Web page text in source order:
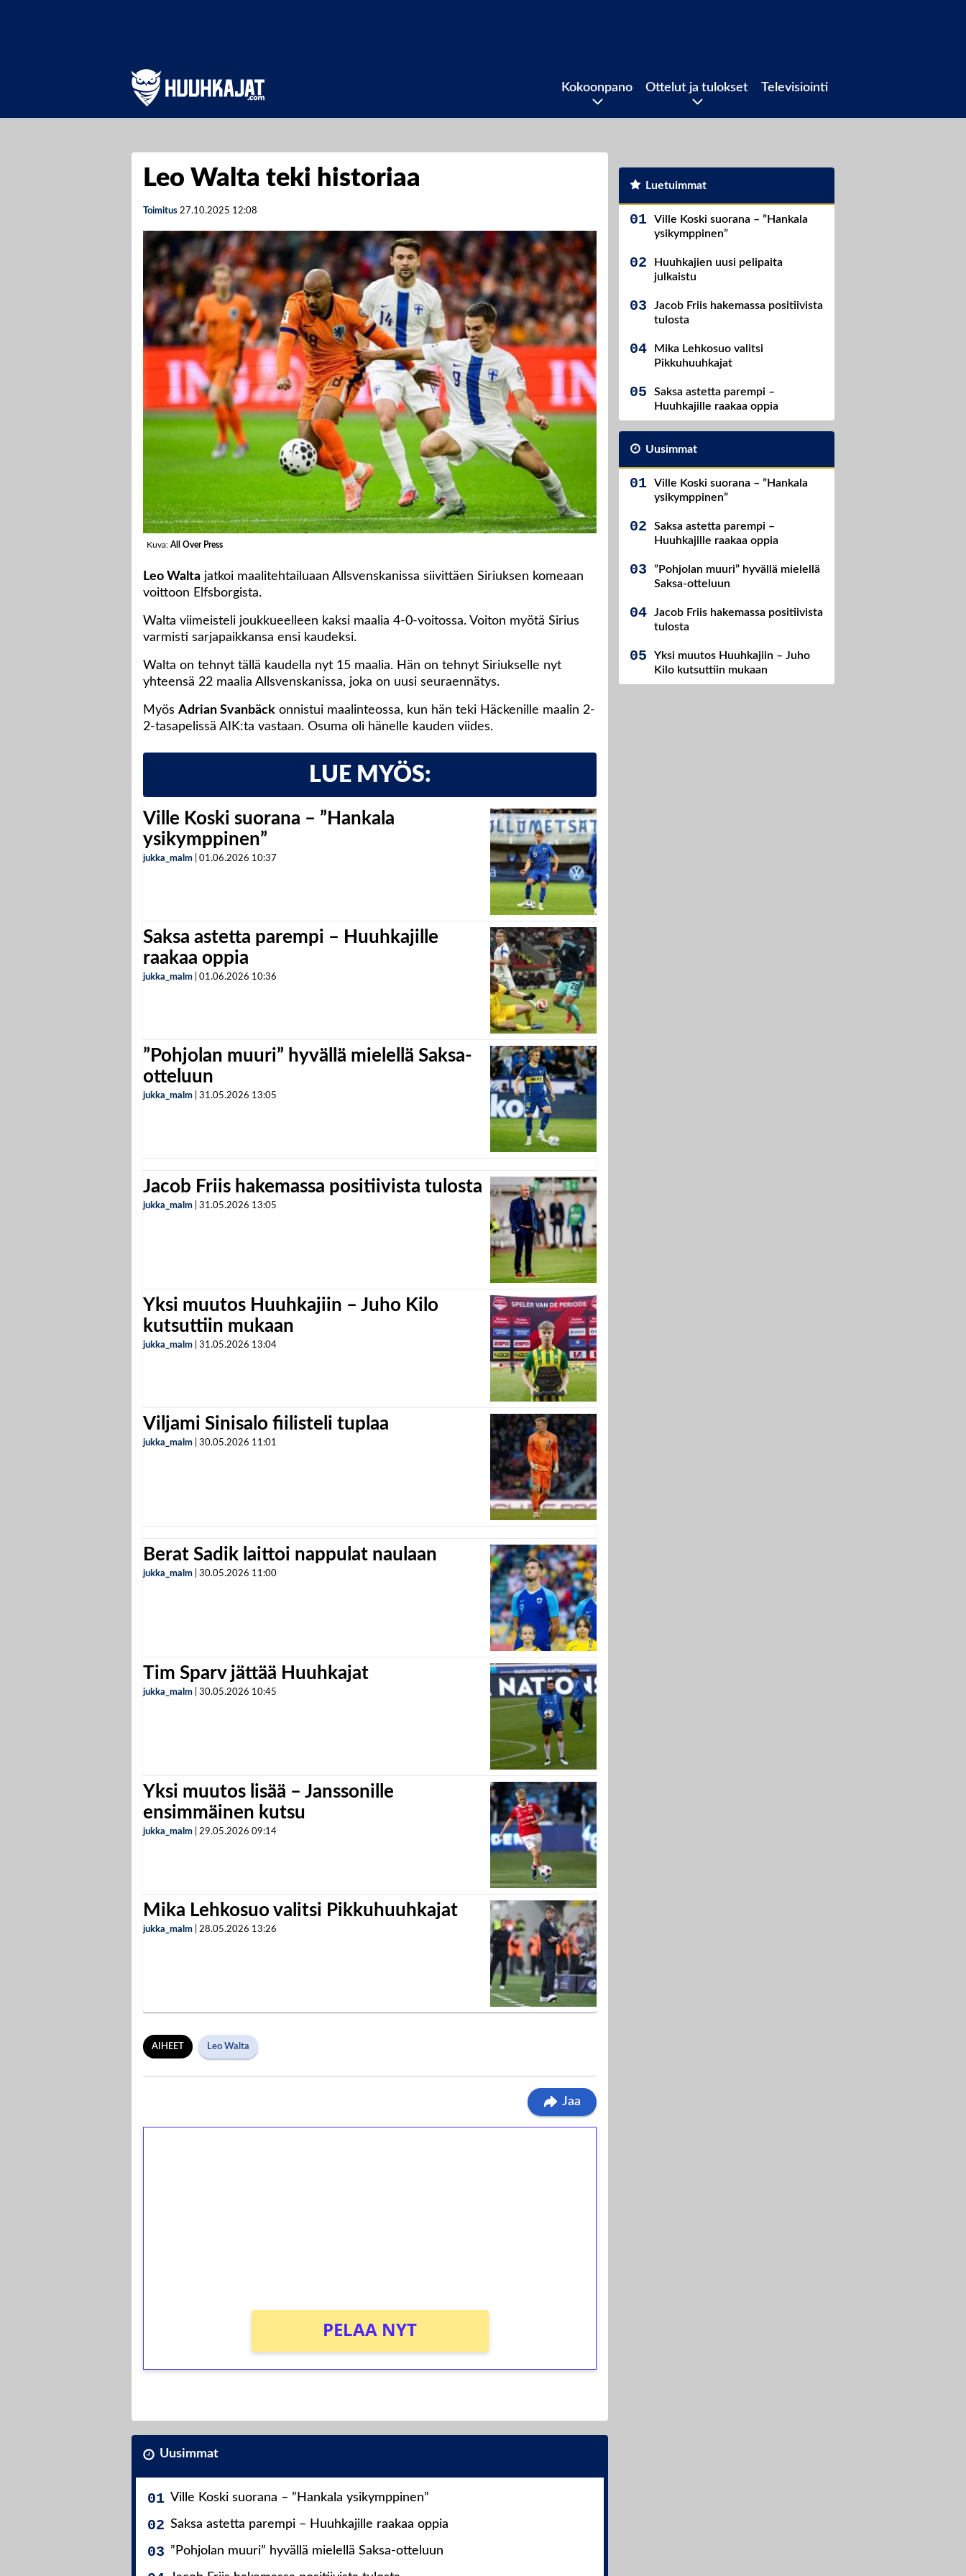
Kokoonpano Ottelut ja tulokset Televisiointi
Leo Walta teki historiaa
Toimitus 27.10.2025 12:08
Kuva: All Over Press
Leo Walta jatkoi maalitehtailuaan Allsvenskanissa siivittäen Siriuksen komeaan
voittoon Elfsborgista.
Walta viimeisteli joukkueelleen kaksi maalia 4-0-voitossa. Voiton myötä Sirius
varmisti sarjapaikkansa ensi kaudeksi.
Walta on tehnyt tällä kaudella nyt 15 maalia. Hän on tehnyt Siriukselle nyt
yhteensä 22 maalia Allsvenskanissa, joka on uusi seuraennätys.
Myös Adrian Svanbäck onnistui maalinteossa, kun hän teki Häckenille maalin 2-
2-tasapelissä AIK:ta vastaan. Osuma oli hänelle kauden viides.
LUE MYÖS:
Ville Koski suorana – ”Hankala
ysikymppinen”
jukka_malm 01.06.2026 10:37
Saksa astetta parempi – Huuhkajille
raakaa oppia
jukka_malm 01.06.2026 10:36
”Pohjolan muuri” hyvällä mielellä Saksa-
otteluun
jukka_malm 31.05.2026 13:05
Jacob Friis hakemassa positiivista tulosta
jukka_malm 31.05.2026 13:05
Yksi muutos Huuhkajiin – Juho Kilo
kutsuttiin mukaan
jukka_malm 31.05.2026 13:04
Viljami Sinisalo fiilisteli tuplaa
jukka_malm 30.05.2026 11:01
Berat Sadik laittoi nappulat naulaan
jukka_malm 30.05.2026 11:00
Tim Sparv jättää Huuhkajat
jukka_malm 30.05.2026 10:45
Yksi muutos lisää – Janssonille
ensimmäinen kutsu
jukka_malm 29.05.2026 09:14
Mika Lehkosuo valitsi Pikkuhuuhkajat
jukka_malm 28.05.2026 13:26
AIHEET Leo Walta
Jaa
PELAA NYT
Uusimmat
Ville Koski suorana – ”Hankala ysikymppinen”
Saksa astetta parempi – Huuhkajille raakaa oppia
”Pohjolan muuri” hyvällä mielellä Saksa-otteluun
Luetuimmat
Ville Koski suorana – ”Hankala
ysikymppinen”
Huuhkajien uusi pelipaita
julkaistu
Jacob Friis hakemassa positiivista
tulosta
Mika Lehkosuo valitsi
Pikkuhuuhkajat
Saksa astetta parempi –
Huuhkajille raakaa oppia
Uusimmat
Ville Koski suorana – ”Hankala
ysikymppinen”
Saksa astetta parempi –
Huuhkajille raakaa oppia
”Pohjolan muuri” hyvällä mielellä
Saksa-otteluun
Jacob Friis hakemassa positiivista
tulosta
Yksi muutos Huuhkajiin – Juho
Kilo kutsuttiin mukaan